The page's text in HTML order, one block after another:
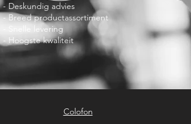
- Deskundig advies
- Breed productassortiment
- Snelle levering
- Hoogste kwaliteit
Colofon